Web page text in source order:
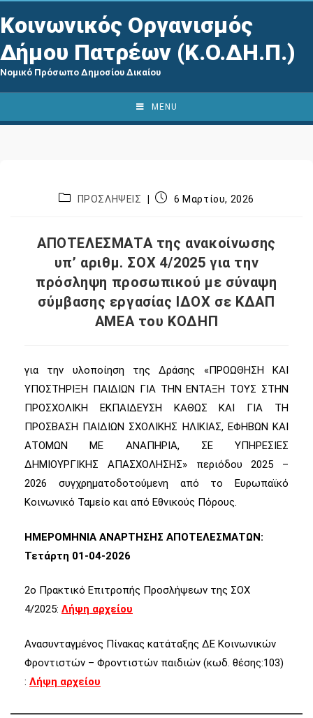
Κοινωνικός Οργανισμός
Δήμου Πατρέων (Κ.Ο.ΔΗ.Π.)
Νομικό Πρόσωπο Δημοσίου Δικαίου
MENU
ΠΡΟΣΛΗΨΕΙΣ 6 Μαρτίου, 2026
ΑΠΟΤΕΛΕΣΜΑΤΑ της ανακοίνωσης
υπ’ αριθμ. ΣΟΧ 4/2025 για την
πρόσληψη προσωπικού με σύναψη
σύμβασης εργασίας ΙΔΟΧ σε ΚΔΑΠ
ΑΜΕΑ του ΚΟΔΗΠ
για την υλοποίηση της Δράσης «ΠΡΟΩΘΗΣΗ ΚΑΙ
ΥΠΟΣΤΗΡΙΞΗ ΠΑΙΔΙΩΝ ΓΙΑ ΤΗΝ ΕΝΤΑΞΗ ΤΟΥΣ ΣΤΗΝ
ΠΡΟΣΧΟΛΙΚΗ ΕΚΠΑΙΔΕΥΣΗ ΚΑΘΩΣ ΚΑΙ ΓΙΑ ΤΗ
ΠΡΟΣΒΑΣΗ ΠΑΙΔΙΩΝ ΣΧΟΛΙΚΗΣ ΗΛΙΚΙΑΣ, ΕΦΗΒΩΝ ΚΑΙ
ΑΤΟΜΩΝ ΜΕ ΑΝΑΠΗΡΙΑ, ΣΕ ΥΠΗΡΕΣΙΕΣ
ΔΗΜΙΟΥΡΓΙΚΗΣ ΑΠΑΣΧΟΛΗΣΗΣ» περιόδου 2025 –
2026 συγχρηματοδοτούμενη από το Ευρωπαϊκό
Κοινωνικό Ταμείο και από Εθνικούς Πόρους.
ΗΜΕΡΟΜΗΝΙΑ ΑΝΑΡΤΗΣΗΣ ΑΠΟΤΕΛΕΣΜΑΤΩΝ:
Τετάρτη 01-04-2026
2ο Πρακτικό Επιτροπής Προσλήψεων της ΣΟΧ
4/2025: Λήψη αρχείου
Ανασυνταγμένος Πίνακας κατάταξης ΔΕ Κοινωνικών
Φροντιστών – Φροντιστών παιδιών (κωδ. θέσης:103)
: Λήψη αρχείου